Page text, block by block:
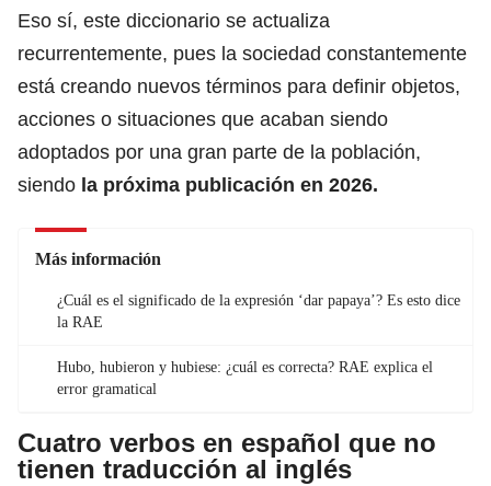
Eso sí, este diccionario se actualiza
recurrentemente, pues la sociedad constantemente
está creando nuevos términos para definir objetos,
acciones o situaciones que acaban siendo
adoptados por una gran parte de la población,
siendo la próxima publicación en 2026.
Más información
¿Cuál es el significado de la expresión ‘dar papaya’? Es esto dice
la RAE
Hubo, hubieron y hubiese: ¿cuál es correcta? RAE explica el
error gramatical
Cuatro verbos en español que no
tienen traducción al inglés